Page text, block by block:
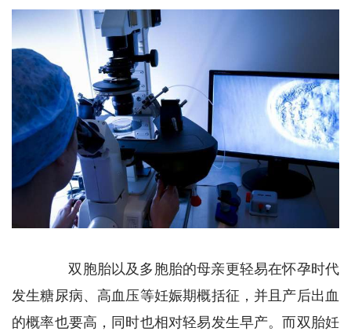
双胞胎以及多胞胎的母亲更轻易在怀孕时代
发生糖尿病、高血压等妊娠期概括征，并且产后出血
的概率也要高，同时也相对轻易发生早产。而双胎妊